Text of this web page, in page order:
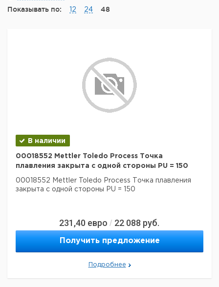
Показывать по: 12 24 48
В наличии
00018552 Mettler Toledo Process Точка
плавления закрыта с одной стороны PU = 150
00018552 Mettler Toledo Process Точка плавления
закрыта с одной стороны PU = 150
231,40 евро / 22 088 руб.
Получить предложение
Подробнее